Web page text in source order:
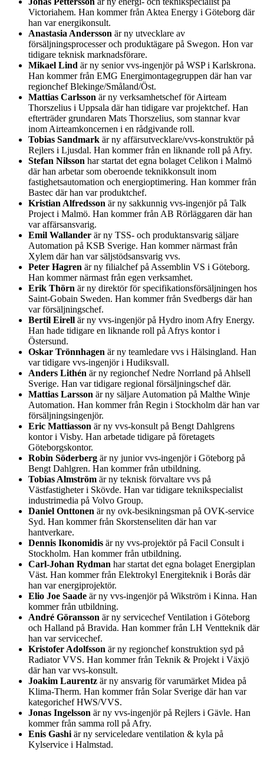
Victoriahem. Han kommer från Aktea Energy i Göteborg där
han var energikonsult.
Anastasia Andersson är ny utvecklare av
försäljningsprocesser och produktägare på Swegon. Hon var
tidigare teknisk marknadsförare.
Mikael Lind är ny senior vvs-ingenjör på WSP i Karlskrona.
Han kommer från EMG Energimontagegruppen där han var
regionchef Blekinge/Småland/Öst.
Mattias Carlsson är ny verksamhetschef för Airteam
Thorszelius i Uppsala där han tidigare var projektchef. Han
efterträder grundaren Mats Thorszelius, som stannar kvar
inom Airteamkoncernen i en rådgivande roll.
Tobias Sandmark är ny affärsutvecklare/vvs-konstruktör på
Rejlers i Ljusdal. Han kommer från en liknande roll på Afry.
Stefan Nilsson har startat det egna bolaget Celikon i Malmö
där han arbetar som oberoende teknikkonsult inom
fastighetsautomation och energioptimering. Han kommer från
Bastec där han var produktchef.
Kristian Alfredsson är ny sakkunnig vvs-ingenjör på Talk
Project i Malmö. Han kommer från AB Rörläggaren där han
var affärsansvarig.
Emil Wallander är ny TSS- och produktansvarig säljare
Automation på KSB Sverige. Han kommer närmast från
Xylem där han var säljstödsansvarig vvs.
Peter Hagren är ny filialchef på Assemblin VS i Göteborg.
Han kommer närmast från egen verksamhet.
Erik Thörn är ny direktör för specifikationsförsäljningen hos
Saint-Gobain Sweden. Han kommer från Svedbergs där han
var försäljningschef.
Bertil Eirell är ny vvs-ingenjör på Hydro inom Afry Energy.
Han hade tidigare en liknande roll på Afrys kontor i
Östersund.
Oskar Trönnhagen är ny teamledare vvs i Hälsingland. Han
var tidigare vvs-ingenjör i Hudiksvall.
Anders Lithén är ny regionchef Nedre Norrland på Ahlsell
Sverige. Han var tidigare regional försäljningschef där.
Mattias Larsson är ny säljare Automation på Malthe Winje
Automation. Han kommer från Regin i Stockholm där han var
försäljningsingenjör.
Eric Mattiasson är ny vvs-konsult på Bengt Dahlgrens
kontor i Visby. Han arbetade tidigare på företagets
Göteborgskontor.
Robin Söderberg är ny junior vvs-ingenjör i Göteborg på
Bengt Dahlgren. Han kommer från utbildning.
Tobias Almström är ny teknisk förvaltare vvs på
Västfastigheter i Skövde. Han var tidigare teknikspecialist
industrimedia på Volvo Group.
Daniel Onttonen är ny ovk-besikningsman på OVK-service
Syd. Han kommer från Skorstenseliten där han var
hantverkare.
Dennis Ikonomidis är ny vvs-projektör på Facil Consult i
Stockholm. Han kommer från utbildning.
Carl-Johan Rydman har startat det egna bolaget Energiplan
Väst. Han kommer från Elektrokyl Energiteknik i Borås där
han var energiprojektör.
Elio Joe Saade är ny vvs-ingenjör på Wikström i Kinna. Han
kommer från utbildning.
André Göransson är ny servicechef Ventilation i Göteborg
och Halland på Bravida. Han kommer från LH Ventteknik där
han var servicechef.
Kristofer Adolfsson är ny regionchef konstruktion syd på
Radiator VVS. Han kommer från Teknik & Projekt i Växjö
där han var vvs-konsult.
Joakim Laurentz är ny ansvarig för varumärket Midea på
Klima-Therm. Han kommer från Solar Sverige där han var
kategorichef HWS/VVS.
Jonas Ingelsson är ny vvs-ingenjör på Rejlers i Gävle. Han
kommer från samma roll på Afry.
Enis Gashiär ny serviceledare ventilation & kyla på
Kylservice i Halmstad.